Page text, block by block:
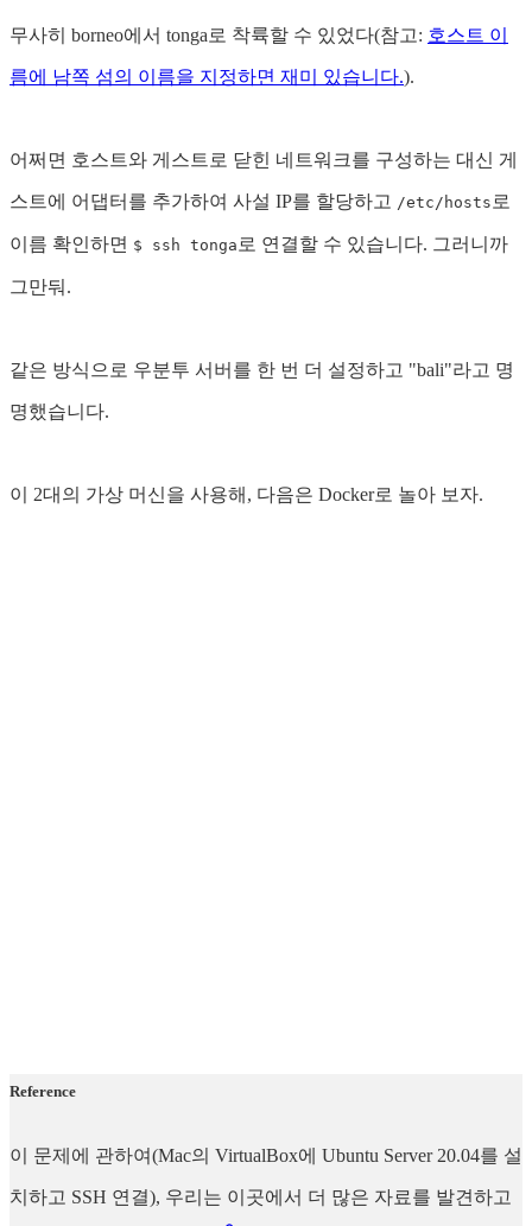
무사히 borneo에서 tonga로 착륙할 수 있었다(참고: 호스트 이
름에 남쪽 섬의 이름을 지정하면 재미 있습니다.).
어쩌면 호스트와 게스트로 닫힌 네트워크를 구성하는 대신 게
스트에 어댑터를 추가하여 사설 IP를 할당하고 /etc/hosts 로
이름 확인하면 $ ssh tonga 로 연결할 수 있습니다. 그러니까
그만둬.
같은 방식으로 우분투 서버를 한 번 더 설정하고 "bali"라고 명
명했습니다.
이 2대의 가상 머신을 사용해, 다음은 Docker로 놀아 보자.
Reference
이 문제에 관하여(Mac의 VirtualBox에 Ubuntu Server 20.04를 설
치하고 SSH 연결), 우리는 이곳에서 더 많은 자료를 발견하고